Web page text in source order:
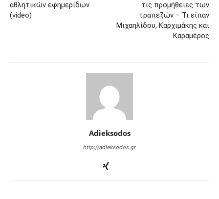
αθλητικών εφημερίδων
(video)
τις προμήθειες των
τραπεζών – Τι είπαν
Μιχαηλίδου, Καρχιμάκης και
Καραμέρος
Adieksodos
http://adieksodos.gr